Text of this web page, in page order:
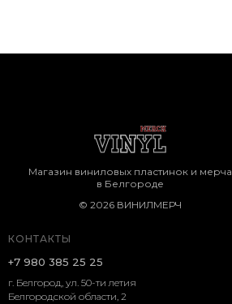
КОНТАКТЫ
г. Белгород, ул. 50-ти летия
Белгородской области, 2
+7 980 385 25 25
Магазин виниловых пластинок и мерча
в Белгороде
© 2026 ВИНИЛМЕРЧ